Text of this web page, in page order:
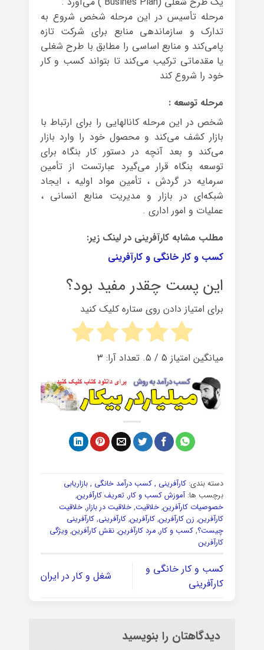
مرحله تأسیس در این مرحله شخص شروع به
تدارک و سازماندهی منابع برای شرکت تازه‌
پامی‌کند و منابع اساسی را مطابق با طرح شغلی
یا مقدماتی ترکیب می‌کند تا بتواند کسب و کار
خود را شروع کند
مرحله توسعه :
شخص در این مرحله کانالهایی را برای ارتباط با
بازار کشف می‌کند و محصول خود را وارد بازار
می‌کند و بعد آنچه در دستور کار بنگاه برای
توسعه بنگاه قرار می‌گیرد عبارتست از تأمین
سرمایه در گردش ، تأمین مواد اولیه ، ایجاد
شبکه‌ای در بازار و مدیریت منابع انسانی ،
عملیات و امور اداری .
مطلب مشابه کارآفرینی در لینک زیر:
کسب و کار خانگی و کارآفرینی
این پست چقدر مفید بود؟
برای امتیاز دادن روی ستاره کلیک کنید
میانگین امتیاز 5/ ۵. تعداد آرا: 3
دسته بندی: کارآفرینی , کسب درآمد خانگی , بازاریابی
برچسب ها:آموزش کسب و کار, تعریف کارآفرین,
خصوصیات کارآفرین, خلاقیت, خلاقیت در بازار, خلاقیت
کارآفرین, زن کارآفرین, کارآفرین, کارآفرینی, کارآفرینی
چیست؟, کسب و کار, مرد کارآفرین, نقش کارآفرین, ویژگی
کارآفرین
کسب و کار خانگی و
کارآفرینی
شغل و کار در ایران
دیدگاهتان را بنویسید